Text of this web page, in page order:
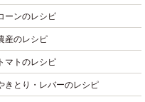
ーンのレシピ
産のレシピ
トマトのレシピ
きとり・レバーのレシピ